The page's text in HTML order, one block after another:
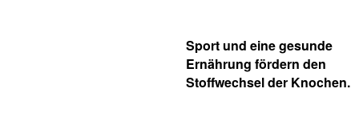
Sport und eine gesunde
Ernährung fördern den
Stoffwechsel der Knochen.